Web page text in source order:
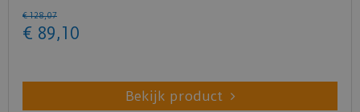
€ 128,07
€ 89,10
Bekijk product